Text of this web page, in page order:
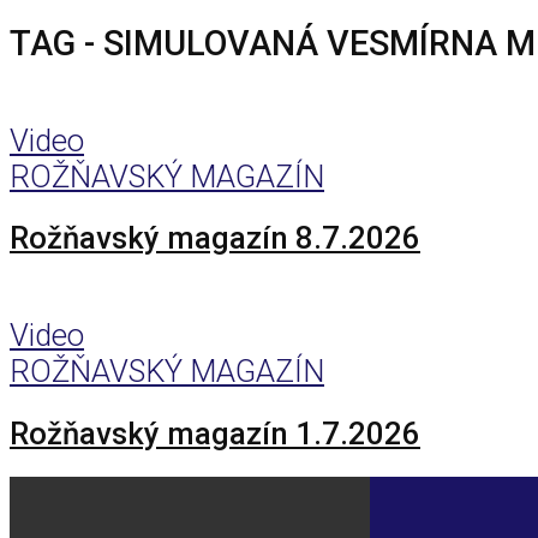
TAG - SIMULOVANÁ VESMÍRNA
Video
ROŽŇAVSKÝ MAGAZÍN
Rožňavský magazín 8.7.2026
Video
ROŽŇAVSKÝ MAGAZÍN
Rožňavský magazín 1.7.2026